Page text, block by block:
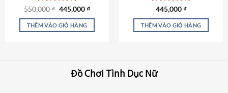
Được xếp
hạng5.00
5 sao
550,000₫ Giá
là:
550,000 ₫.
445,000₫Giá
tại
THÊM VÀO GIỎ HÀNG
Được xếp
hạng4.84
5 sao
445,000₫
THÊM VÀO GIỎ HÀNG
Đồ Chơi Tình Dục Nữ